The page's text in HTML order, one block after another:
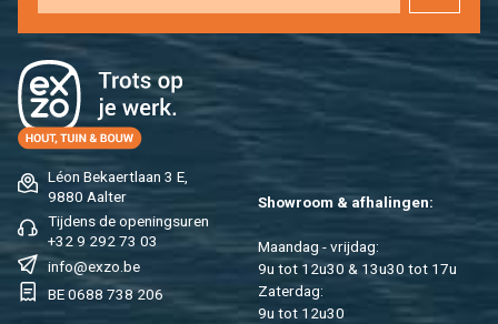
Léon Be­kaert­laan 3 E,
9880 Aal­ter
Tij­dens de ope­nings­uren
+32 9 292 73 03
info@​exzo.​be
BE 0688 738 206
Show­room & af­ha­lin­gen:
Maan­dag - vrij­dag:
9u tot 12u30 & 13u30 tot 17u
Za­ter­dag:
9u tot 12u30